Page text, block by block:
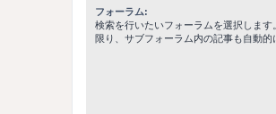
フォーラム:
検索を行いたいフォーラムを選択します
限り、サブフォーラム内の記事も自動的